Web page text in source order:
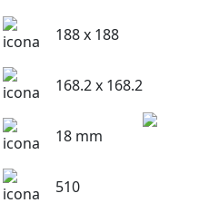
188 x 188
168.2 x 168.2
18 mm
510